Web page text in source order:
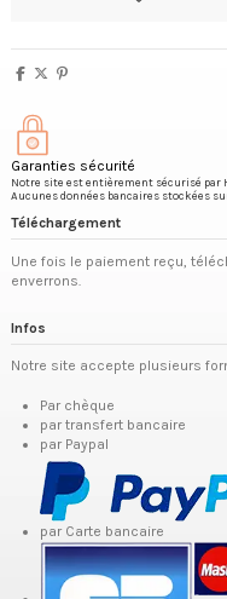
Garanties sécurité
Notre site est entièrement sécurisé par
Aucunes données bancaires stockées
Téléchargement
Une fois le paiement reçu,
enverrons.
Infos
Notre site accepte plusieurs
Par chèque
par transfert bancaire
par Paypal
par Carte bancaire